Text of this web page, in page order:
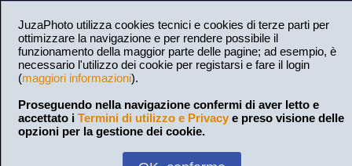
JuzaPhoto utilizza cookies tecnici e cookies di terze parti per
ottimizzare la navigazione e per rendere possibile il
funzionamento della maggior parte delle pagine; ad esempio, è
necessario l'utilizzo dei cookie per registarsi e fare il login
(maggiori informazioni).
Proseguendo nella navigazione confermi di aver letto e
accettato i Termini di utilizzo e Privacy e preso visione delle
opzioni per la gestione dei cookie.